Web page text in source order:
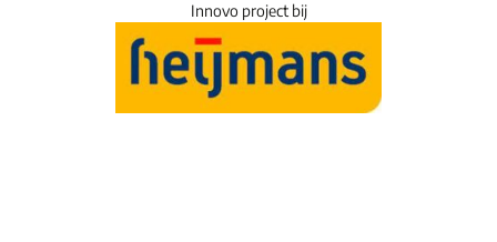
Innovo project bij